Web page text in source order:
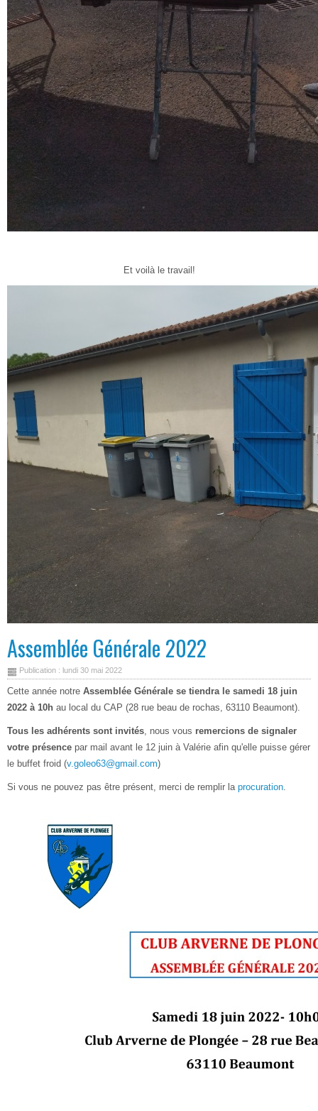
Et voilà le travail!
Assemblée Générale 2022
Publication : lundi 30 mai 2022
Cette année notre Assemblée Générale se tiendra le samedi 18 juin
2022 à 10h au local du CAP (28 rue beau de rochas, 63110 Beaumont).
Tous les adhérents sont invités, nous vous remercions de signaler
votre présence par mail avant le 12 juin à Valérie afin qu'elle puisse gérer
le buffet froid (v.goleo63@gmail.com)
Si vous ne pouvez pas être présent, merci de remplir la procuration.